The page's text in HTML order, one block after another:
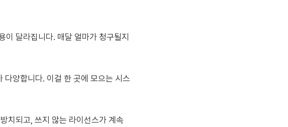
이 달라집니다. 매달 얼마가 청구될지
양합니다. 이걸 한 곳에 모으는 시스
치되고, 쓰지 않는 라이선스가 계속